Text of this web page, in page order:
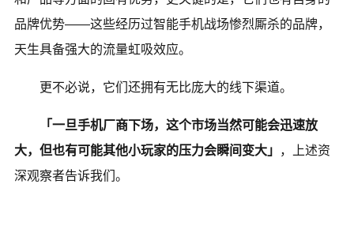
品牌优势——这些经历过智能手机战场惨烈厮杀的品牌，
天生具备强大的流量虹吸效应。
更不必说，它们还拥有无比庞大的线下渠道。
「一旦手机厂商下场，这个市场当然可能会迅速放
大，但也有可能其他小玩家的压力会瞬间变大」
，上述资
深观察者告诉我们。